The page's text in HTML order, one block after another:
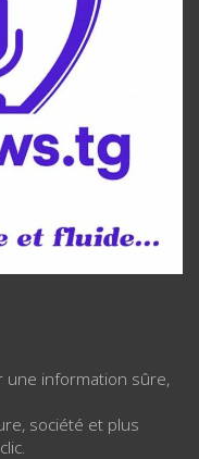
une information sûre,
société et plus